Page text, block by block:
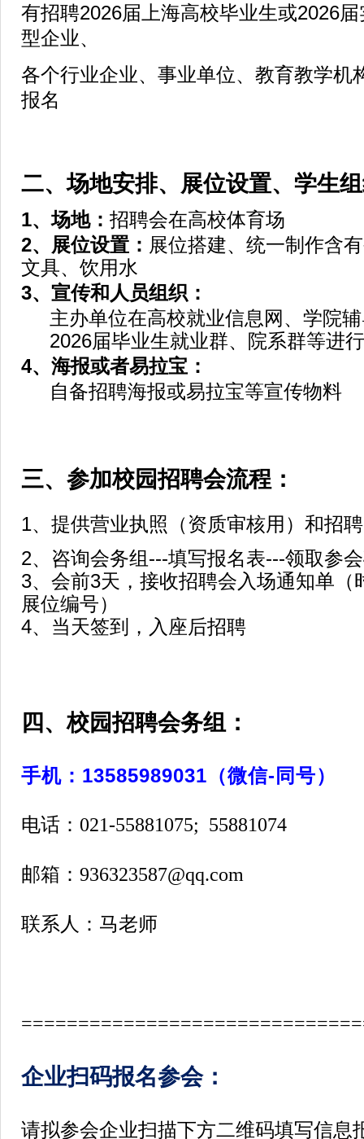
有招聘2026届上海高校毕业生或2026
型企业、
各个行业企业、事业单位、教育教学机
报名
二、场地安排、展位设置、学生
1、场地： 招聘会在高校体育场
2、展位设置： 展位搭建、统一制作含
文具、饮用水
3、宣传和人员组织：
主办单位在高校就业信息网、学院辅
2026届毕业生就业群、院系群等进
4、海报或者易拉宝：
自备招聘海报或易拉宝等宣传物料
三、参加校园招聘会流程：
1、提供营业执照（资质审核用）和招
2、咨询会务组---填写报名表---领取参
3、会前3天，接收招聘会入场通知单（
展位编号）
4、当天签到，入座后招聘
四、校园招聘会务组：
手机：13585989031（微信-同号）
电话：021-55881075; 55881074
邮箱：936323587@qq.com
联系人：马老师
企业扫码报名参会：
请拟参会企业扫描下方二维码填写信息